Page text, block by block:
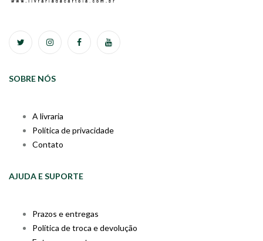
SOBRE NÓS
A livraria
Política de privacidade
Contato
AJUDA E SUPORTE
Prazos e entregas
Política de troca e devolução